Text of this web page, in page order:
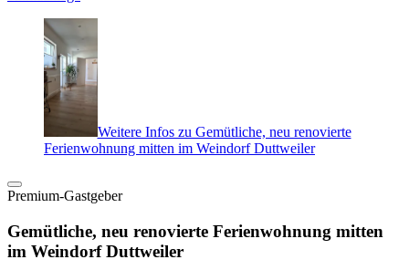
Weitere Infos zu Gemütliche, neu renovierte
Ferienwohnung mitten im Weindorf Duttweiler
Premium-Gastgeber
Gemütliche, neu renovierte Ferienwohnung mitten
im Weindorf Duttweiler